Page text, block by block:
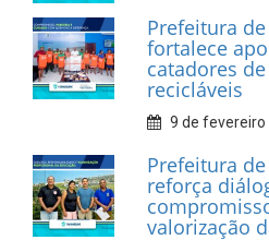
INFORMATIVOS
Prefeitura
realiza
Associação
Car Service